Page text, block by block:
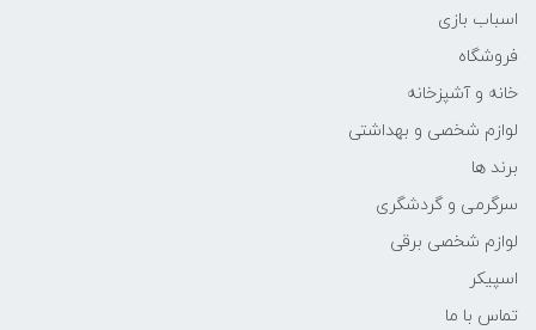
اسباب بازی
فروشگاه
خانه و آشپزخانه
لوازم شخصی و بهداشتی
برند ها
سرگرمی و گردشگری
لوازم شخصی برقی
اسپیکر
تماس با ما